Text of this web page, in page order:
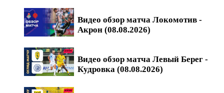
Видео обзор матча Локомотив -
Акрон (08.08.2026)
Видео обзор матча Левый Берег -
Кудровка (08.08.2026)